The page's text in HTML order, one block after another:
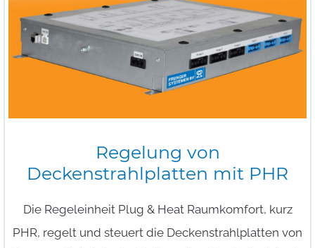
Regelung von
Deckenstrahlplatten mit PHR
Die Regeleinheit Plug & Heat Raumkomfort, kurz
PHR, regelt und steuert die Deckenstrahlplatten von